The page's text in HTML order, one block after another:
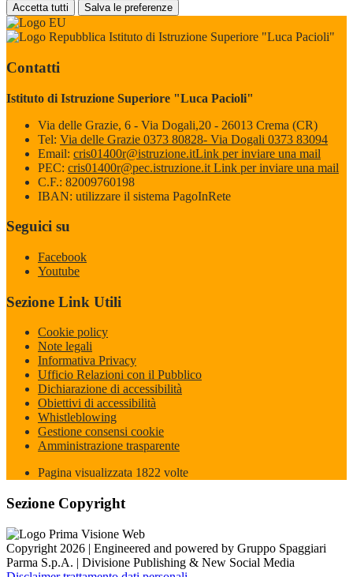
Accetta tutti Salva le preferenze
Istituto di Istruzione Superiore "Luca Pacioli"
Contatti
Istituto di Istruzione Superiore "Luca Pacioli"
Via delle Grazie, 6 - Via Dogali,20 - 26013 Crema (CR)
Tel: Via delle Grazie 0373 80828- Via Dogali 0373 83094
Email: cris01400r@istruzione.itLink per inviare una mail
PEC: cris01400r@pec.istruzione.it Link per inviare una mail
C.F.: 82009760198
IBAN: utilizzare il sistema PagoInRete
Seguici su
Facebook
Youtube
Sezione Link Utili
Cookie policy
Note legali
Informativa Privacy
Ufficio Relazioni con il Pubblico
Dichiarazione di accessibilità
Obiettivi di accessibilità
Whistleblowing
Gestione consensi cookie
Amministrazione trasparente
Pagina visualizzata 1822 volte
Sezione Copyright
Copyright 2026 | Engineered and powered by Gruppo Spaggiari
Parma S.p.A. | Divisione Publishing & New Social Media